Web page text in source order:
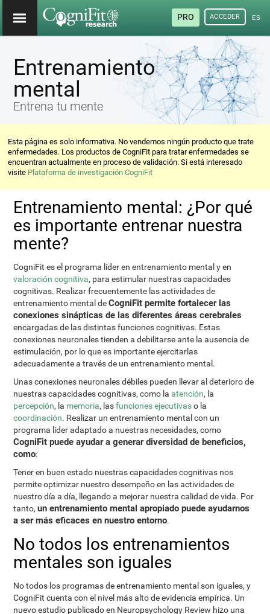
PRO ACCEDER
Entrenamiento
mental
Entrena tu mente
Esta página es solo informativa. No vendemos ningún producto que trate
enfermedades. Los productos de CogniFit para tratar enfermedades se
encuentran actualmente en proceso de validación. Si está interesado
visite Plataforma de investigación CogniFit
Entrenamiento mental: ¿Por qué
es importante entrenar nuestra
mente?
CogniFit es el programa líder en entrenamiento mental y en
valoración cognitiva, para estimular nuestras capacidades
cognitivas. Realizar frecuentemente las actividades de
entrenamiento mental deCogniFit permite fortalecer las
conexiones sinápticas de las diferentes áreas cerebrales
encargadas de las distintas funciones cognitivas. Estas
conexiones neuronales tienden a debilitarse ante la ausencia de
estimulación, por lo que es importante ejercitarlas
adecuadamente a través de un entrenamiento mental.
Unas conexiones neuronales débiles pueden llevar al deterioro de
nuestras capacidades cognitivas, como laatención, la
percepción, la memoria, lasfunciones ejecutivaso la
coordinación. Realizar un entrenamiento mental con un
programa líder adaptado a nuestras necesidades, como
CogniFit puede ayudar a generar diversidad de beneficios,
como:
Tener en buen estado nuestras capacidades cognitivas nos
permite optimizar nuestro desempeño en las actividades de
nuestro día a día, llegando a mejorar nuestra calidad de vida. Por
tanto,un entrenamiento mental apropiado puede ayudarnos
a ser más eficaces en nuestro entorno.
No todos los entrenamientos
mentales son iguales
No todos los programas de entrenamiento mental son iguales, y
CogniFit cuenta con el nivel más alto de evidencia empírica. Un
nuevo estudio publicado en Neuropsychology Review hizo una